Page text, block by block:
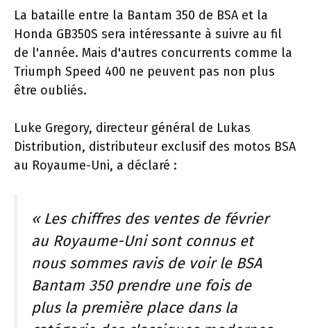
La bataille entre la Bantam 350 de BSA et la
Honda GB350S sera intéressante à suivre au fil
de l'année. Mais d'autres concurrents comme la
Triumph Speed ​​400 ne peuvent pas non plus
être oubliés.
Luke Gregory, directeur général de Lukas
Distribution, distributeur exclusif des motos BSA
au Royaume-Uni, a déclaré :
« Les chiffres des ventes de février
au Royaume-Uni sont connus et
nous sommes ravis de voir le BSA
Bantam 350 prendre une fois de
plus la première place dans la